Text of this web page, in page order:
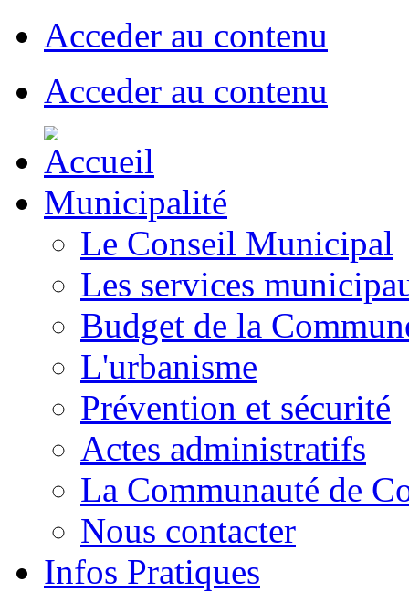
Acceder au contenu
Acceder au contenu
Municipalité
Le Conseil Municipal
Les services
Budget de la
L'urbanisme
Prévention et sécurité
Actes administratifs
La Communauté de
Nous contacter
Infos Pratiques